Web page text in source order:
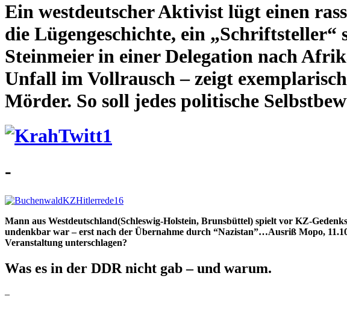
Ein westdeutscher Aktivist lügt einen
die Lügengeschichte, ein
Steinmeier in einer Delegation nach
Unfall im Vollrausch – zeigt
Mörder. So soll jedes politische
-
Mann aus Westdeutschland(Schleswig-Holstein, Brunsbüttel) spielt vor KZ-
undenkbar war – erst nach der Übernahme durch “Nazistan”…Ausriß Mopo,
Veranstaltung unterschlagen?
Was es in der DDR nicht gab – und warum.
–